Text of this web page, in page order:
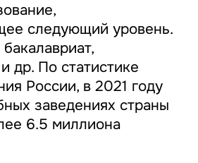
следующий уровень.
др. По статистике
России, в 2021 году
заведениях страны
6.5 миллиона